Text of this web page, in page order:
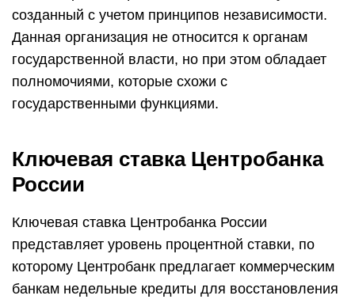
созданный с учетом принципов независимости.
Данная организация не относится к органам
государственной власти, но при этом обладает
полномочиями, которые схожи с
государственными функциями.
Ключевая ставка Центробанка
России
Ключевая ставка Центробанка России
представляет уровень процентной ставки, по
которому Центробанк предлагает коммерческим
банкам недельные кредиты для восстановления